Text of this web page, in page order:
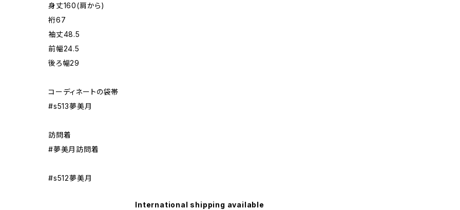
身丈160(肩から)
裄67
袖丈48.5
前幅24.5
後ろ幅29
コーディネートの袋帯
#s513夢美月
訪問着
#夢美月訪問着
#s512夢美月
International shipping available